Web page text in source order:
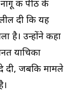
की पीठ के
दी कि यह
है। उन्होंने कहा
याचिका
दी, जबकि मामले